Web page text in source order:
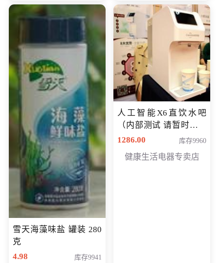
雪天海藻味盐 罐装 280
克
4.98
库存9941
人工智能X6直饮水吧
（内部测试 请暂时不要
购买）
1286.00 库存9960
健康生活电器专卖店